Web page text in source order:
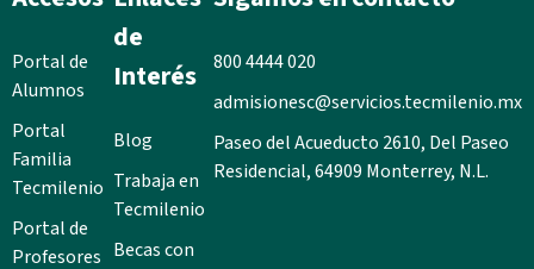
Portal de
Alumnos
Portal
Familia
Tecmilenio
Portal de
Profesores
de
Interés
Blog
Trabaja en
Tecmilenio
Becas con
800 4444 020
admisionesc@servicios.tecmilenio.mx
Paseo del Acueducto 2610, Del Paseo
Residencial, 64909 Monterrey, N.L.